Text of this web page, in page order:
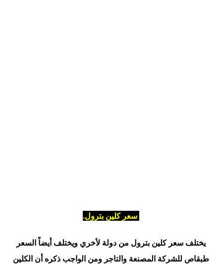
سعر كلين بترول.
يختلف سعر كلين بترول من دولة لأخري ويختلف أيضاً السعر
طبقاص للشركة المصنعة والتاجر ومن الواجب ذكره أن الكلين